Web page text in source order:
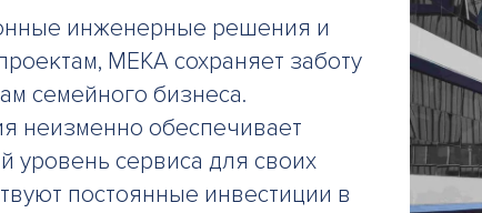
инженерные решения и
MEKA сохраняет заботу
семейного бизнеса.
неизменно обеспечивает
сервиса для своих
постоянные инвестиции в